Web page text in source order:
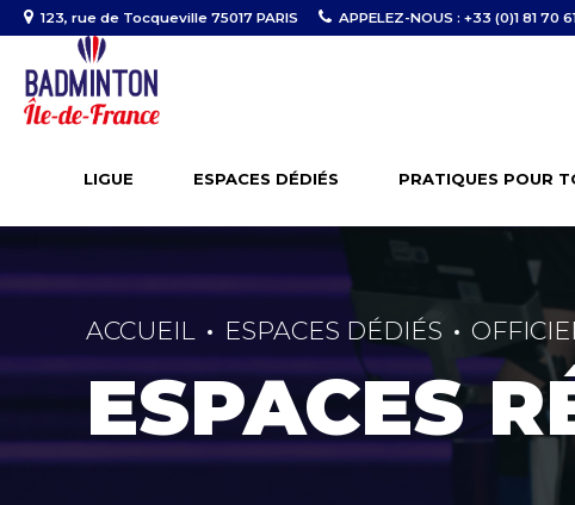
123, rue de Tocqueville 75017 PARIS APPELEZ-NOUS : +33 (0)1 81 70
LIGUE ESPACES DÉDIÉS PRATIQUES POUR
ACCUEIL ESPACES DÉDIÉS
ESPACES